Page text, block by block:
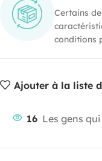
Certains
conditions
Ajouter à la liste
16 Les gens